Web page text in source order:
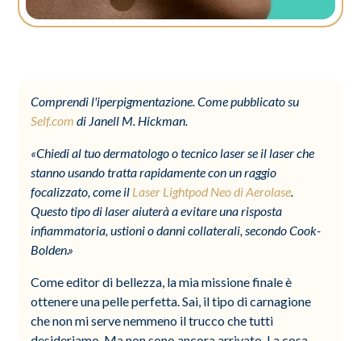
Comprendi l'iperpigmentazione. Come pubblicato su
Self.com di Janell M. Hickman.
«Chiedi al tuo dermatologo o tecnico laser se il laser che
stanno usando tratta rapidamente con un raggio
focalizzato, come il Laser Lightpod Neo di Aerolase.
Questo tipo di laser aiuterà a evitare una risposta
infiammatoria, ustioni o danni collaterali, secondo Cook-
Bolden.»
Come editor di bellezza, la mia missione finale è
ottenere una pelle perfetta. Sai, il tipo di carnagione
che non mi serve nemmeno il trucco che tutti